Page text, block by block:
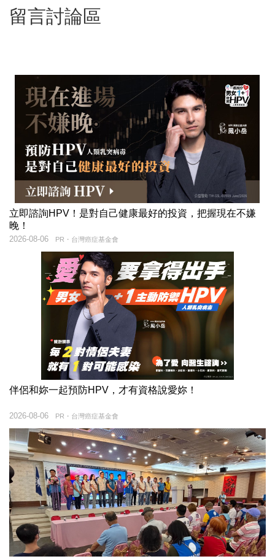
留言討論區
立即諮詢HPV！是對自己健康最好的投資，把握現在不嫌
晚！
PR・台灣癌症基金會
2026-08-06
伴侶和妳一起預防HPV，才有資格說愛妳！
PR・台灣癌症基金會
2026-08-06